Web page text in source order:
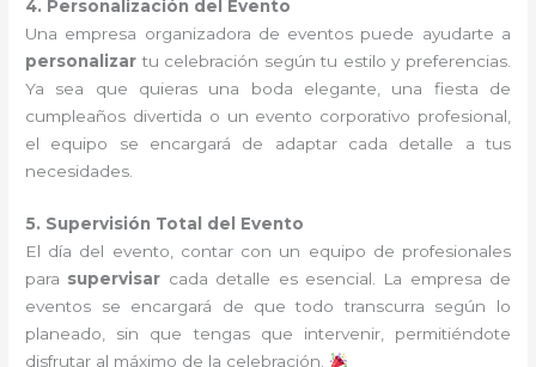
4. Personalización del Evento
Una empresa organizadora de eventos puede ayudarte a
personalizar tu celebración según tu estilo y preferencias.
Ya sea que quieras una boda elegante, una fiesta de
cumpleaños divertida o un evento corporativo profesional,
el equipo se encargará de adaptar cada detalle a tus
necesidades.
5. Supervisión Total del Evento
El día del evento, contar con un equipo de profesionales
para supervisar cada detalle es esencial. La empresa de
eventos se encargará de que todo transcurra según lo
planeado, sin que tengas que intervenir, permitiéndote
disfrutar al máximo de la celebración.